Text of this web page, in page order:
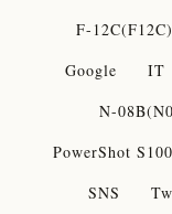
F-12C(F12C)
Google
IT
N-
PowerShot S100
SNS